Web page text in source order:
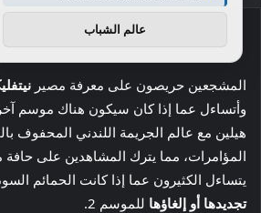
المشجعين حريصون على معرفة مصير
وأتساءل عما إذا كان سيكون هناك موسم
هيلين مع عالم الجريمة اللندني المحفوف
المؤامرات، مما يترك المشاهدين على
يتساءل الكثيرون عما إذا كانت الحمائم
تجديدها أو إلغاؤها للموسم 2.
عالم الشباب